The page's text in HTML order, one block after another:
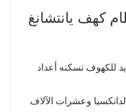
كهف يانتشانغ
للكهوف تسكنه أعداد
وعشرات الآلاف